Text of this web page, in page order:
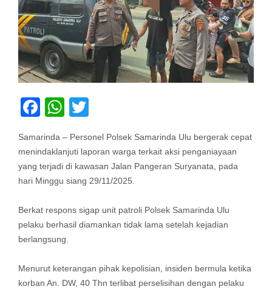
Facebook
WhatsApp
Samarinda – Personel Polsek Samarinda Ulu bergerak cepat
menindaklanjuti laporan warga terkait aksi penganiayaan
yang terjadi di kawasan Jalan Pangeran Suryanata, pada
hari Minggu siang 29/11/2025.
Berkat respons sigap unit patroli Polsek Samarinda Ulu
pelaku berhasil diamankan tidak lama setelah kejadian
berlangsung.
Menurut keterangan pihak kepolisian, insiden bermula ketika
korban An. DW, 40 Thn terlibat perselisihan dengan pelaku